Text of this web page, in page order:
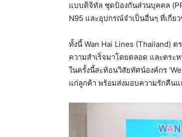
แบบดิจิทัล ชุดป้องกันส่วนบุคคล
N95 และอุปกรณ์จำเป็นอื่นๆ ที่เกี่ย
ทั้งนี้ Wan Hai Lines (Thailand)
ความสำเร็จมาโดยตลอด และตร
ในครั้งนี้สะท้อนวิสัยทัศน์องค์กร
แก่ลูกค้า พร้อมส่งมอบความรักคืนแ